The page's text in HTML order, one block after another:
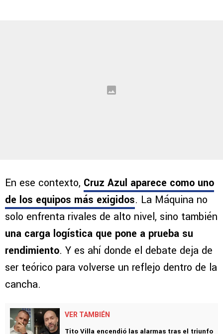
En ese contexto, Cruz Azul aparece como uno
de los equipos más exigidos. La Máquina no
solo enfrenta rivales de alto nivel, sino también
una carga logística que pone a prueba su
rendimiento. Y es ahí donde el debate deja de
ser teórico para volverse un reflejo dentro de la
cancha.
VER TAMBIÉN
Tito Villa encendió las alarmas tras el triunfo